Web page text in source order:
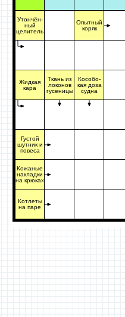
Утончён-
ный
целитель
Жидкая
кара
Густой
шутник и
повеса
Кожаные
накладки
на крюках
Котлеты
на паре
Ткань из
локонов
гусеницы
Опытный
коряк
Кособо-
кая доза
судна